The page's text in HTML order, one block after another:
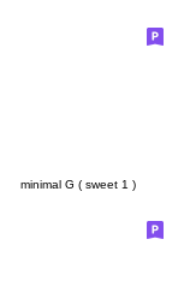
minimal G ( sweet 1 )